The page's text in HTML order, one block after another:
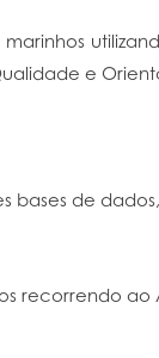
e
de
recorrendo ao